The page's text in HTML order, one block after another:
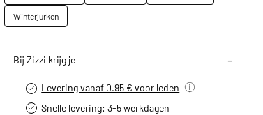
Winterjurken
Bij Zizzi krijg je
Levering vanaf 0.95 € voor leden
Snelle levering: 3-5 werkdagen